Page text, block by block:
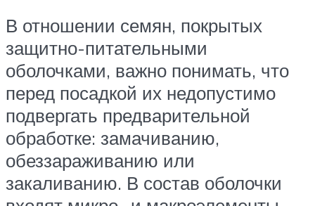
В отношении семян, покрытых
защитно-питательными
оболочками, важно понимать, что
перед посадкой их недопустимо
подвергать предварительной
обработке: замачиванию,
обеззараживанию или
закаливанию. В состав оболочки